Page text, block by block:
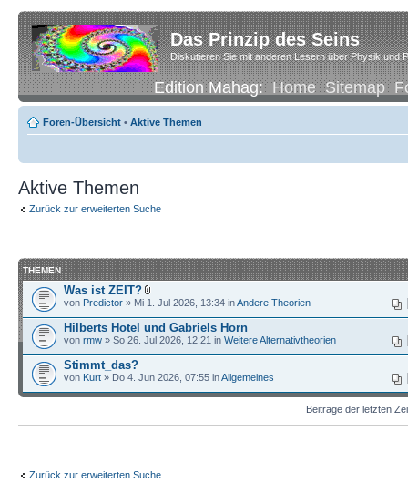
Das Prinzip des Seins
Diskutieren Sie mit anderen Lesern über Physik und
Edition Mahag:Home Sitemap
Foren-Übersicht • Aktive Themen
Aktive Themen
Zurück zur erweiterten Suche
THEMEN
Was ist ZEIT?
von Predictor » Mi 1. Jul 2026, 13:34 inAndere Theorien
Hilberts Hotel und Gabriels Horn
von rmw » So 26. Jul 2026, 12:21 in Weitere Alternativtheorien
Stimmt_das?
von Kurt » Do 4. Jun 2026, 07:55 inAllgemeines
Beiträge der letzten
Zurück zur erweiterten Suche